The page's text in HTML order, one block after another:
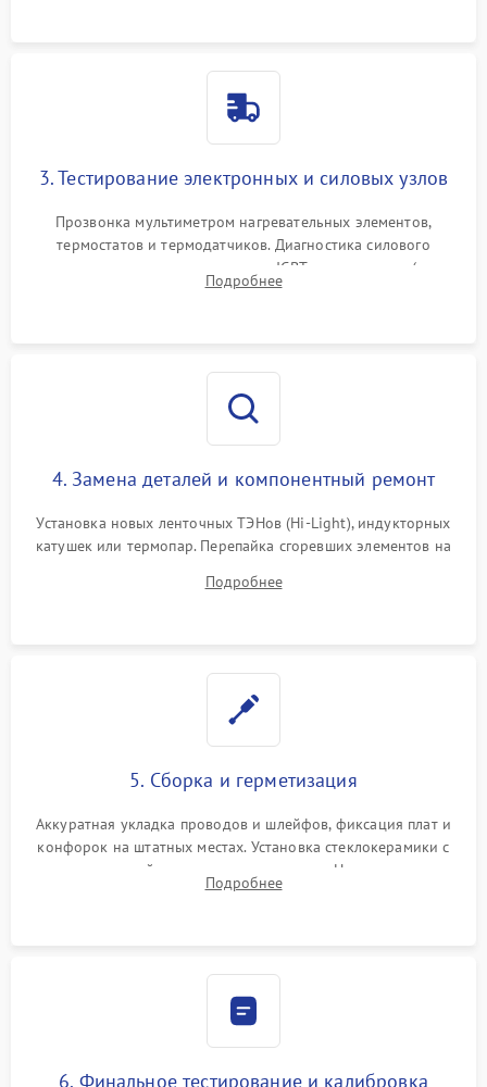
3. Тестирование электронных и силовых узлов
Прозвонка мультиметром нагревательных элементов,
термостатов и термодатчиков. Диагностика силового
модуля, реле, диодных мостов и IGBT-транзисторов (для
индукции). Проверка кранов и газ-контроля (для газовых
Подробнее
4. Замена деталей и компонентный ремонт
Установка новых ленточных ТЭНов (Hi-Light), индукторных
катушек или термопар. Перепайка сгоревших элементов на
дорожек. Очистка контактов и замена поврежденной
Подробнее
5. Сборка и герметизация
Аккуратная укладка проводов и шлейфов, фиксация плат и
конфорок на штатных местах. Установка стеклокерамики с
проверкой равномерности зазоров. Нанесение
термостойкого герметика или укладка уплотнительной
Подробнее
6. Финальное тестирование и калибровка